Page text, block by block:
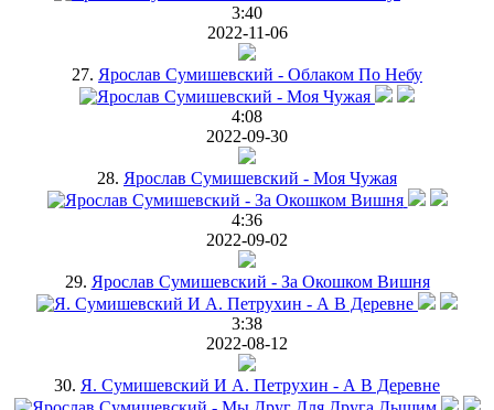
3:40
2022-11-06
27. Ярослав Сумишевский - Облаком По Небу
4:08
2022-09-30
28. Ярослав Сумишевский - Моя Чужая
4:36
2022-09-02
29. Ярослав Сумишевский - За Окошком Вишня
3:38
2022-08-12
30. Я. Сумишевский И А. Петрухин - А В Деревне